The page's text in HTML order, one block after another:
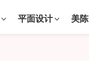
平面设计 美陈